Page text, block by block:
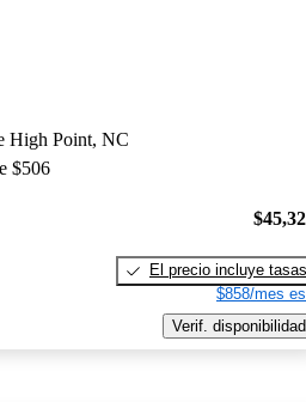
High Point, NC
$506
El precio incluye tasas
$858/mes
Verif. disponibilidad